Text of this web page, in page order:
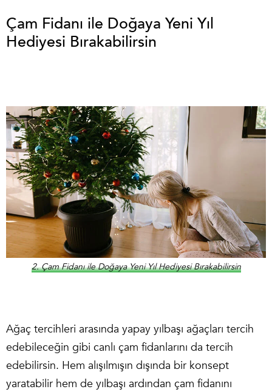
Çam Fidanı ile Doğaya Yeni Yıl
Hediyesi Bırakabilirsin
2. Çam Fidanı ile Doğaya Yeni Yıl Hediyesi Bırakabilirsin
Ağaç tercihleri arasında yapay yılbaşı ağaçları tercih
edebileceğin gibi canlı çam fidanlarını da tercih
edebilirsin. Hem alışılmışın dışında bir konsept
yaratabilir hem de yılbaşı ardından çam fidanını